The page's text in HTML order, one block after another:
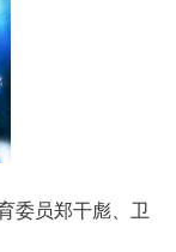
委员郑干彪、卫